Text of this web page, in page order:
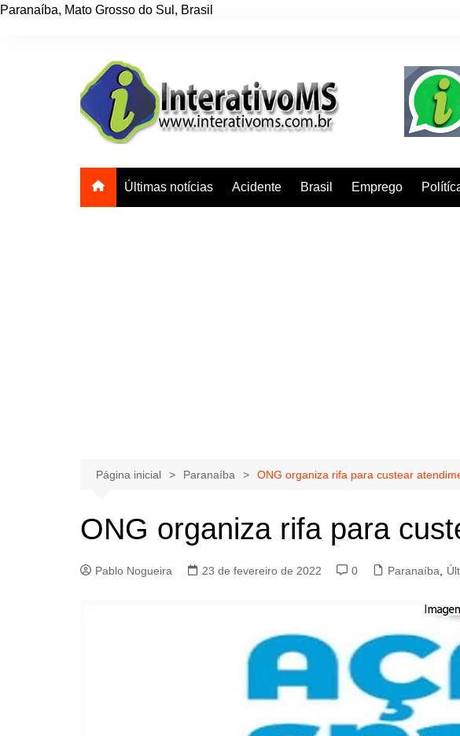
Paranaíba, Mato Grosso do Sul , Brasil
Últimas notícias Acidente Brasil Emprego
Página inicial Paranaíba ONG organiza rifa para custear
ONG organiza rifa para
Pablo Nogueira 23 de fevereiro de 2022 0 Paranaíba